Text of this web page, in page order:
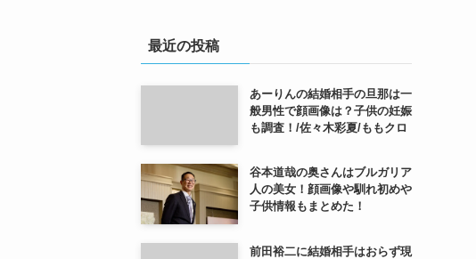
最近の投稿
あーりんの結婚相手の旦那は一
般男性で顔画像は？子供の妊娠
も調査！/佐々木彩夏/ももクロ
谷本道哉の奥さんはブルガリア
人の美女！顔画像や馴れ初めや
子供情報もまとめた！
前田裕二に結婚相手はおらず現